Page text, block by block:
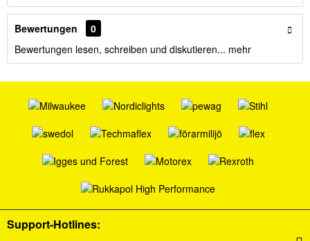
Bewertungen
0
Bewertungen lesen, schreiben und diskutieren... mehr
Support-Hotlines: